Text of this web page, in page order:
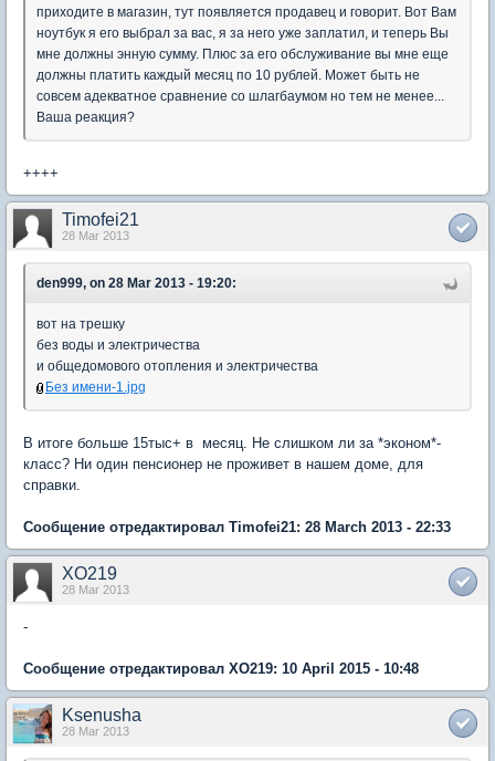
приходите в магазин, тут появляется продавец и говорит. Вот Вам
ноутбук я его выбрал за вас, я за него уже заплатил, и теперь Вы
мне должны энную сумму. Плюс за его обслуживание вы мне еще
должны платить каждый месяц по 10 рублей. Может быть не
совсем адекватное сравнение со шлагбаумом но тем не менее...
Ваша реакция?
++++
Timofei21
28 Mar 2013
den999, on 28 Mar 2013 - 19:20:
вот на трешку
без воды и электричества
и общедомового отопления и электричества
Без имени-1.jpg
В итоге больше 15тыс+ в месяц. Не слишком ли за *эконом*-
класс? Ни один пенсионер не проживет в нашем доме, для
справки.
Сообщение отредактировал Timofei21: 28 March 2013 - 22:33
XO219
28 Mar 2013
-
Сообщение отредактировал XO219: 10 April 2015 - 10:48
Ksenusha
28 Mar 2013